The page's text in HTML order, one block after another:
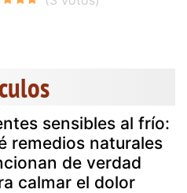
sensibles al frío:
remedios naturales
de verdad
calmar el dolor